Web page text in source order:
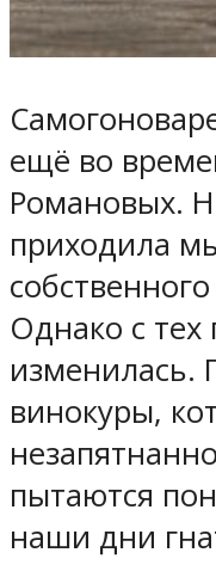
ещё во
Романовых.
приходила
Однако с
изменилась.
винокуры,
пытаются
наши дни